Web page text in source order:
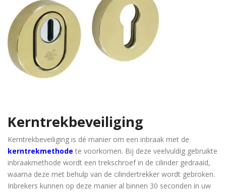
Kerntrekbeveiliging
Kerntrekbeveiliging is dé manier om een inbraak met de
kerntrekmethode te voorkomen. Bij deze veelvuldig gebruikte
inbraakmethode wordt een trekschroef in de cilinder gedraaid,
waarna deze met behulp van de cilindertrekker wordt gebroken.
Inbrekers kunnen op deze manier al binnen 30 seconden in uw